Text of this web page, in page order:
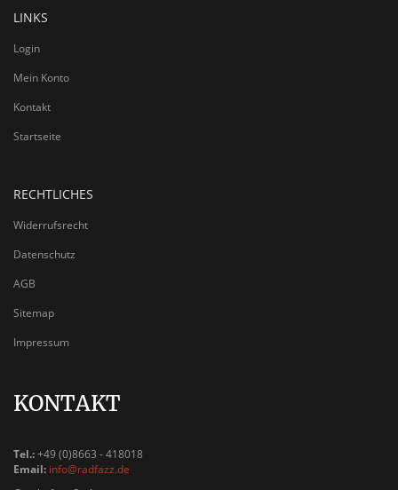
LINKS
Login
Mein Konto
Kontakt
Startseite
RECHTLICHES
Widerrufsrecht
Datenschutz
AGB
Sitemap
Impressum
KONTAKT
Tel.:+49 (0)8663 - 418018
Email: info@radfazz.de